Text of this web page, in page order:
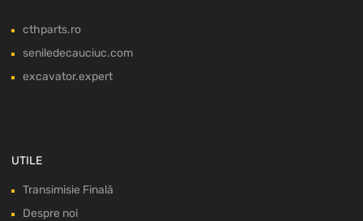
cthparts.ro
seniledecauciuc.com
excavator.expert
UTILE
Transimisie Finală
Despre noi